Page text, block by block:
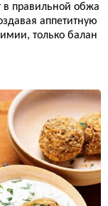
в правильной обжа
аппетитную
только балан